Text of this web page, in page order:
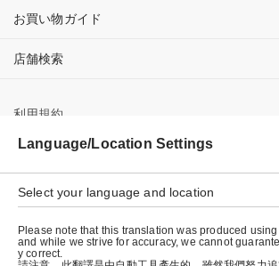
お買い物ガイド
店舗検索
利用規約
プライバシーポリシー
特定商取引法に基づく表示
会社概要
Language/Location Settings
Select your language and location
Please note that this translation was produced
and while we strive for accuracy, we cannot
y correct.